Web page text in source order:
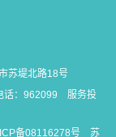
苏堤北路18号
话：962099
服务投
备08116278号 苏